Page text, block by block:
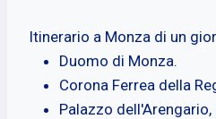
Itinerario a Monza di un
Duomo di Monza.
Corona Ferrea della
Palazzo dell'Arengario,